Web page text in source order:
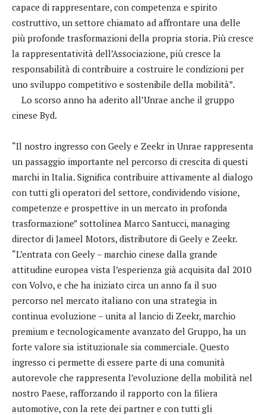
capace di rappresentare, con competenza e spirito
costruttivo, un settore chiamato ad affrontare una delle
più profonde trasformazioni della propria storia. Più cresce
la rappresentatività dell’Associazione, più cresce la
responsabilità di contribuire a costruire le condizioni per
uno sviluppo competitivo e sostenibile della mobilità”.
Lo scorso anno ha aderito all’Unrae anche il gruppo
cinese Byd.
“Il nostro ingresso con Geely e Zeekr in Unrae rappresenta
un passaggio importante nel percorso di crescita di questi
marchi in Italia. Significa contribuire attivamente al dialogo
con tutti gli operatori del settore, condividendo visione,
competenze e prospettive in un mercato in profonda
trasformazione” sottolinea Marco Santucci, managing
director di Jameel Motors, distributore di Geely e Zeekr.
“L’entrata con Geely – marchio cinese dalla grande
attitudine europea vista l’esperienza già acquisita dal 2010
con Volvo, e che ha iniziato circa un anno fa il suo
percorso nel mercato italiano con una strategia in
continua evoluzione – unita al lancio di Zeekr, marchio
premium e tecnologicamente avanzato del Gruppo, ha un
forte valore sia istituzionale sia commerciale. Questo
ingresso ci permette di essere parte di una comunità
autorevole che rappresenta l’evoluzione della mobilità nel
nostro Paese, rafforzando il rapporto con la filiera
automotive, con la rete dei partner e con tutti gli